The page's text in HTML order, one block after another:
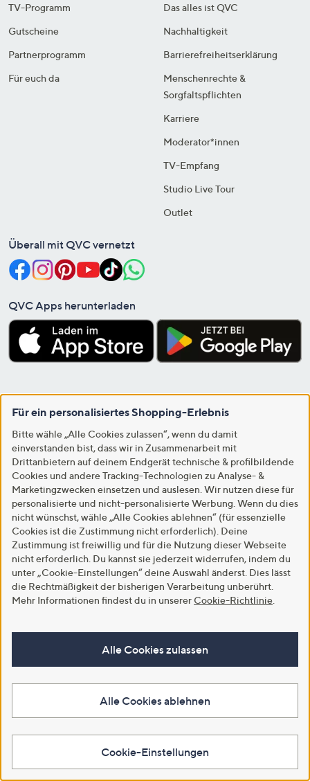
TV-Programm
Gutscheine
Partnerprogramm
Für euch da
Das alles ist QVC
Nachhaltigkeit
Barrierefreiheitserklärung
Menschenrechte &
Sorgfaltspflichten
Karriere
Moderator*innen
TV-Empfang
Studio Live Tour
Outlet
Überall mit QVC vernetzt
QVC Apps herunterladen
Für ein personalisiertes Shopping-Erlebnis
Bitte wähle „Alle Cookies zulassen“, wenn du damit
einverstanden bist, dass wir in Zusammenarbeit mit
Drittanbietern auf deinem Endgerät technische & profilbildende
Cookies und andere Tracking-Technologien zu Analyse- &
Marketingzwecken einsetzen und auslesen. Wir nutzen diese für
personalisierte und nicht-personalisierte Werbung. Wenn du dies
nicht wünschst, wähle „Alle Cookies ablehnen“ (für essenzielle
Cookies ist die Zustimmung nicht erforderlich). Deine
Zustimmung ist freiwillig und für die Nutzung dieser Webseite
nicht erforderlich. Du kannst sie jederzeit widerrufen, indem du
unter „Cookie-Einstellungen“ deine Auswahl änderst. Dies lässt
die Rechtmäßigkeit der bisherigen Verarbeitung unberührt.
Mehr Informationen findest du in unserer Cookie-Richtlinie
Alle Cookies zulassen
Alle Cookies ablehnen
Cookie-Einstellungen